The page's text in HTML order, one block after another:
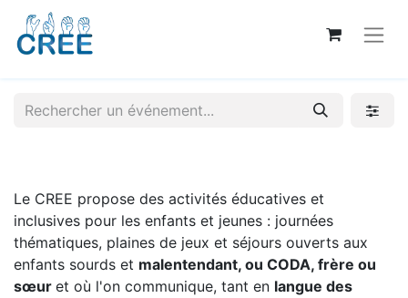
Le CREE propose des activités éducatives et
inclusives pour les enfants et jeunes : journées
thématiques, plaines de jeux et séjours ouverts aux
enfants sourds et malentendant, ou CODA, frère ou
sœur et où l'on communique, tant en langue des